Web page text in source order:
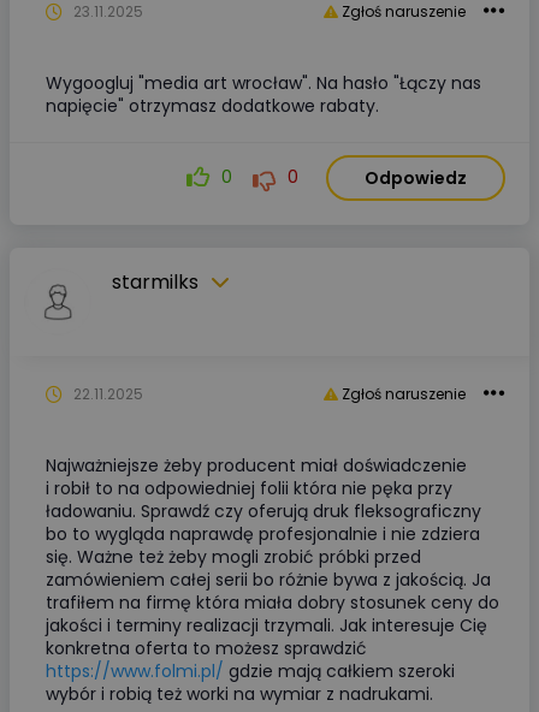
Zgłoś naruszenie
23.11.2025
Wygoogluj "media art wrocław". Na hasło "Łączy nas
napięcie" otrzymasz dodatkowe rabaty.
0 0 Odpowiedz
starmilks
Zgłoś naruszenie
22.11.2025
Najważniejsze żeby producent miał doświadczenie
i robił to na odpowiedniej folii która nie pęka przy
ładowaniu. Sprawdź czy oferują druk fleksograficzny
bo to wygląda naprawdę profesjonalnie i nie zdziera
się. Ważne też żeby mogli zrobić próbki przed
zamówieniem całej serii bo różnie bywa z jakością. Ja
trafiłem na firmę która miała dobry stosunek ceny do
jakości i terminy realizacji trzymali. Jak interesuje Cię
konkretna oferta to możesz sprawdzić
https://www.folmi.pl/ gdzie mają całkiem szeroki
wybór i robią też worki na wymiar z nadrukami.